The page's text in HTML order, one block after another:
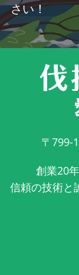
さい！
〒799-
創業20
信頼の技術と